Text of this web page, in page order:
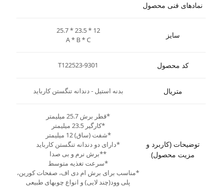
نمادهای فنی محصول
سایز
25.7 * 23.5 * 12
A * B * C
کد محصول T122523-9301
متریال بدنه استیل - دندانه تنگستن کارباید
توضیحات (کاربرد و
مزیت محصول)
*قطر برش 25.7 میلیمتر
*کارگیر 23.5 میلیمتر
*شفت (ساق) 12 میلیمتر
*دارای دو دندانه تنگستن کارباید
**برش نرم و بی صدا
*سرعت تغذیه متوسط
*مناسب برای برش ام دی اف، صفحات کورین،
پلی وود(چند لایی) و انواع چوبهای طبیعی